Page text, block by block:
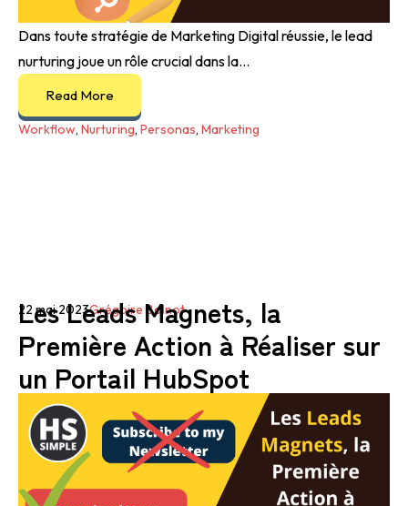
Dans toute stratégie de Marketing Digital réussie, le lead
nurturing joue un rôle crucial dans la...
Read More
Workflow, Nurturing, Personas, Marketing
Les Leads Magnets, la
Première Action à Réaliser sur
un Portail HubSpot
22 mai 2023Grégoire Bolnot